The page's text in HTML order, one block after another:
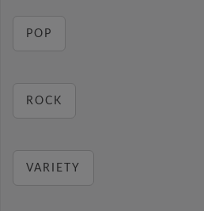
POP
ROCK
VARIETY